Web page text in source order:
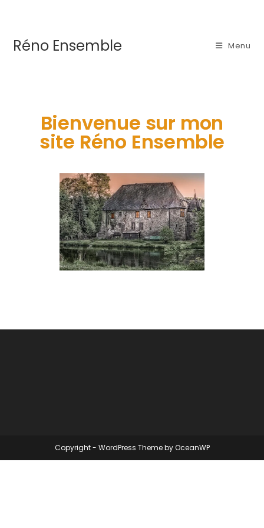
Réno Ensemble Menu
Bienvenue sur mon
site Réno Ensemble
Copyright - WordPress Theme by OceanWP